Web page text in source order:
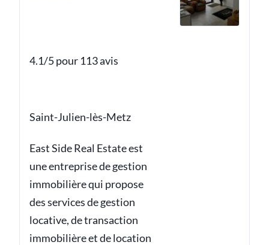
4.1/5 pour 113 avis
Saint-Julien-lès-Metz
East Side Real Estate est
une entreprise de gestion
immobilière qui propose
des services de gestion
locative, de transaction
immobilière et de location